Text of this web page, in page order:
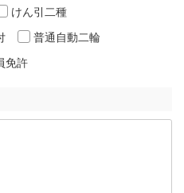
けん引二種
普通自動二輪
免許